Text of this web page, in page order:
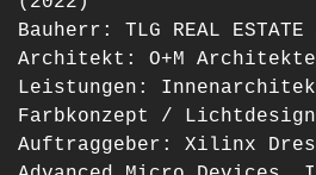
Bauherr: TLG REAL ESTATE
Architekt: O+M Architekten
Leistungen:
Farbkonzept / Lichtdesign
Auftraggeber: Xilinx